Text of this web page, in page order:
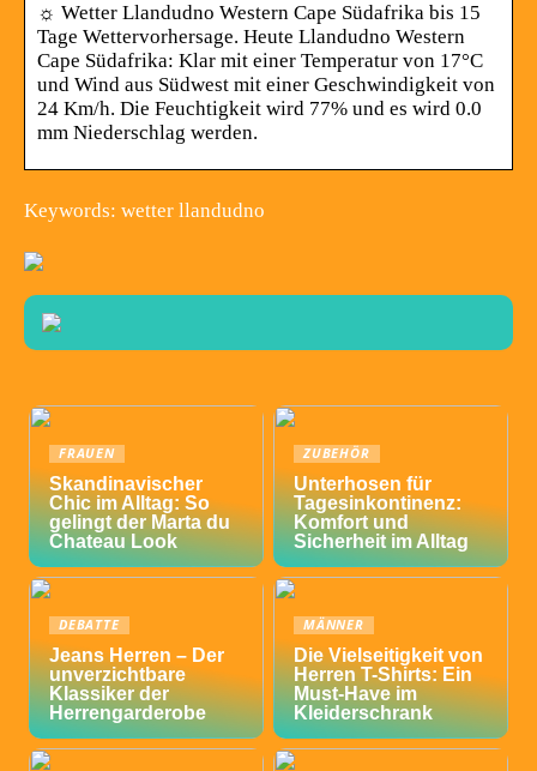
☼ Wetter Llandudno Western Cape Südafrika bis 15
Tage Wettervorhersage. Heute Llandudno Western
Cape Südafrika: Klar mit einer Temperatur von 17°C
und Wind aus Südwest mit einer Geschwindigkeit von
24 Km/h. Die Feuchtigkeit wird 77% und es wird 0.0
mm Niederschlag werden.
Keywords: wetter llandudno
FRAUEN
Skandinavischer
Chic im Alltag: So
gelingt der Marta du
Chateau Look
ZUBEHÖR
Unterhosen für
Tagesinkontinenz:
Komfort und
Sicherheit im Alltag
DEBATTE
Jeans Herren – Der
unverzichtbare
Klassiker der
Herrengarderobe
MÄNNER
Die Vielseitigkeit von
Herren T-Shirts: Ein
Must-Have im
Kleiderschrank